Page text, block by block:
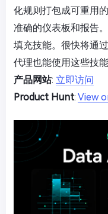
化规则打包成可重用
准确的仪表板和报告
填充技能。很快将通
代理也能使用这些技能
产品网站: 立即访问
Product Hunt: View